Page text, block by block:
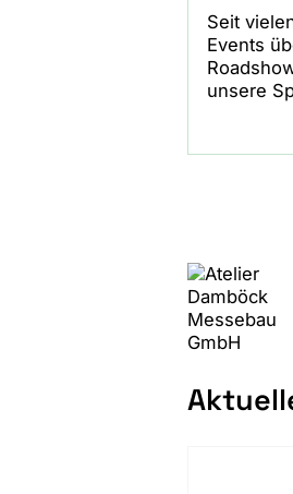
Seit
Events
unsere